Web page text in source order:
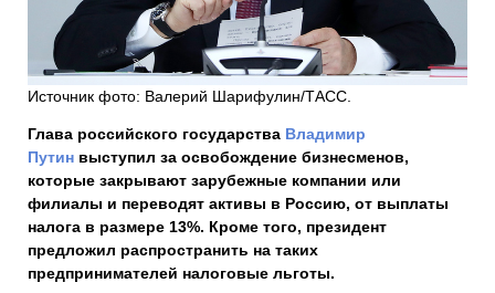
Источник фото: Валерий Шарифулин/ТАСС.
Глава российского государства Владимир
Путин выступил за освобождение бизнесменов,
которые закрывают зарубежные компании или
филиалы и переводят активы в Россию, от выплаты
налога в размере 13%. Кроме того, президент
предложил распространить на таких
предпринимателей налоговые льготы.